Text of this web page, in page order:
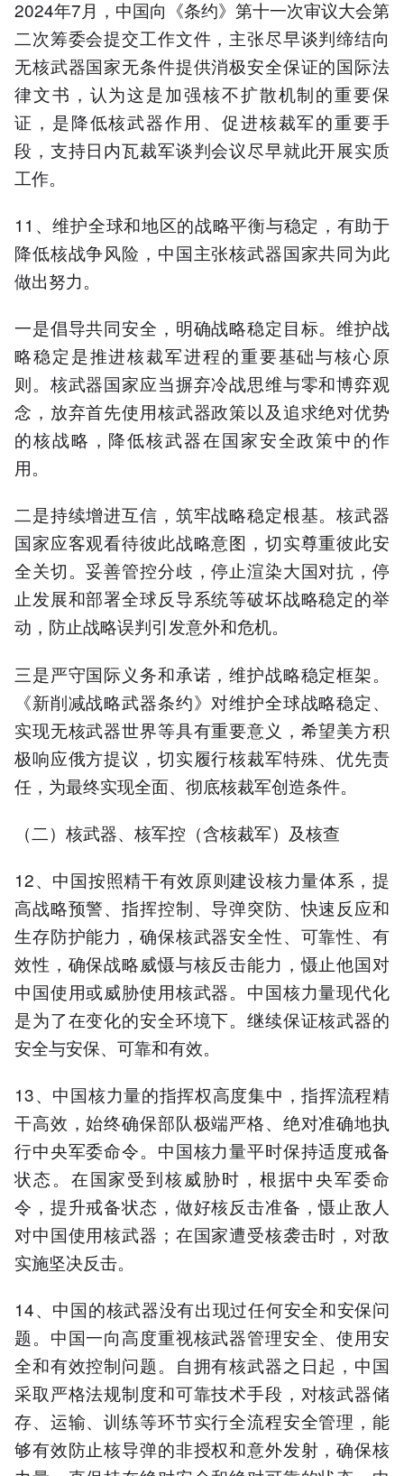
2024年7月，中国向《条约》第十一次审议大会第
二次筹委会提交工作文件，主张尽早谈判缔结向
无核武器国家无条件提供消极安全保证的国际法
律文书，认为这是加强核不扩散机制的重要保
证，是降低核武器作用、促进核裁军的重要手
段，支持日内瓦裁军谈判会议尽早就此开展实质
工作。
11、维护全球和地区的战略平衡与稳定，有助于
降低核战争风险，中国主张核武器国家共同为此
做出努力。
一是倡导共同安全，明确战略稳定目标。维护战
略稳定是推进核裁军进程的重要基础与核心原
则。核武器国家应当摒弃冷战思维与零和博弈观
念，放弃首先使用核武器政策以及追求绝对优势
的核战略，降低核武器在国家安全政策中的作
用。
二是持续增进互信，筑牢战略稳定根基。核武器
国家应客观看待彼此战略意图，切实尊重彼此安
全关切。妥善管控分歧，停止渲染大国对抗，停
止发展和部署全球反导系统等破坏战略稳定的举
动，防止战略误判引发意外和危机。
三是严守国际义务和承诺，维护战略稳定框架。
《新削减战略武器条约》对维护全球战略稳定、
实现无核武器世界等具有重要意义，希望美方积
极响应俄方提议，切实履行核裁军特殊、优先责
任，为最终实现全面、彻底核裁军创造条件。
（二）核武器、核军控（含核裁军）及核查
12、中国按照精干有效原则建设核力量体系，提
高战略预警、指挥控制、导弹突防、快速反应和
生存防护能力，确保核武器安全性、可靠性、有
效性，确保战略威慑与核反击能力，慑止他国对
中国使用或威胁使用核武器。中国核力量现代化
是为了在变化的安全环境下。继续保证核武器的
安全与安保、可靠和有效。
13、中国核力量的指挥权高度集中，指挥流程精
干高效，始终确保部队极端严格、绝对准确地执
行中央军委命令。中国核力量平时保持适度戒备
状态。在国家受到核威胁时，根据中央军委命
令，提升戒备状态，做好核反击准备，慑止敌人
对中国使用核武器；在国家遭受核袭击时，对敌
实施坚决反击。
14、中国的核武器没有出现过任何安全和安保问
题。中国一向高度重视核武器管理安全、使用安
全和有效控制问题。自拥有核武器之日起，中国
采取严格法规制度和可靠技术手段，对核武器储
存、运输、训练等环节实行全流程安全管理，能
够有效防止核导弹的非授权和意外发射，确保核